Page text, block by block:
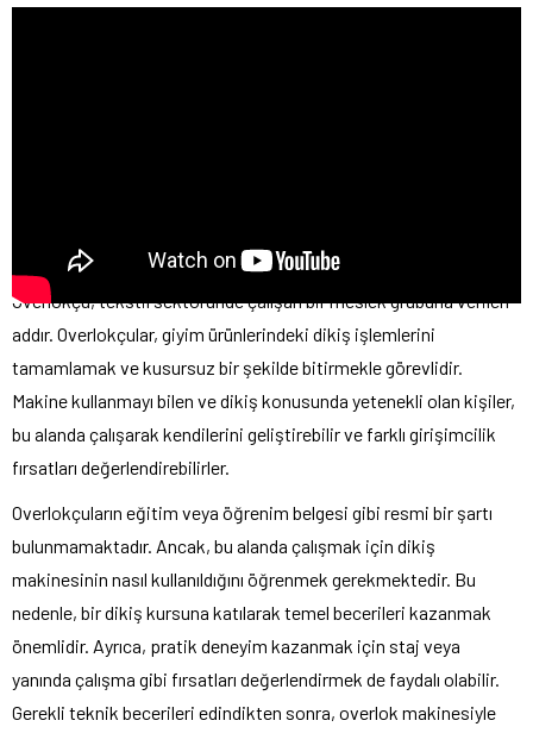
Overlokçu, tekstil sektöründe çalışan bir meslek grubuna verilen
addır. Overlokçular, giyim ürünlerindeki dikiş işlemlerini
tamamlamak ve kusursuz bir şekilde bitirmekle görevlidir.
Makine kullanmayı bilen ve dikiş konusunda yetenekli olan kişiler,
bu alanda çalışarak kendilerini geliştirebilir ve farklı girişimcilik
fırsatları değerlendirebilirler.
Overlokçuların eğitim veya öğrenim belgesi gibi resmi bir şartı
bulunmamaktadır. Ancak, bu alanda çalışmak için dikiş
makinesinin nasıl kullanıldığını öğrenmek gerekmektedir. Bu
nedenle, bir dikiş kursuna katılarak temel becerileri kazanmak
önemlidir. Ayrıca, pratik deneyim kazanmak için staj veya
yanında çalışma gibi fırsatları değerlendirmek de faydalı olabilir.
Gerekli teknik becerileri edindikten sonra, overlok makinesiyle